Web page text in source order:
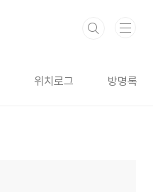
위치로그 방명록